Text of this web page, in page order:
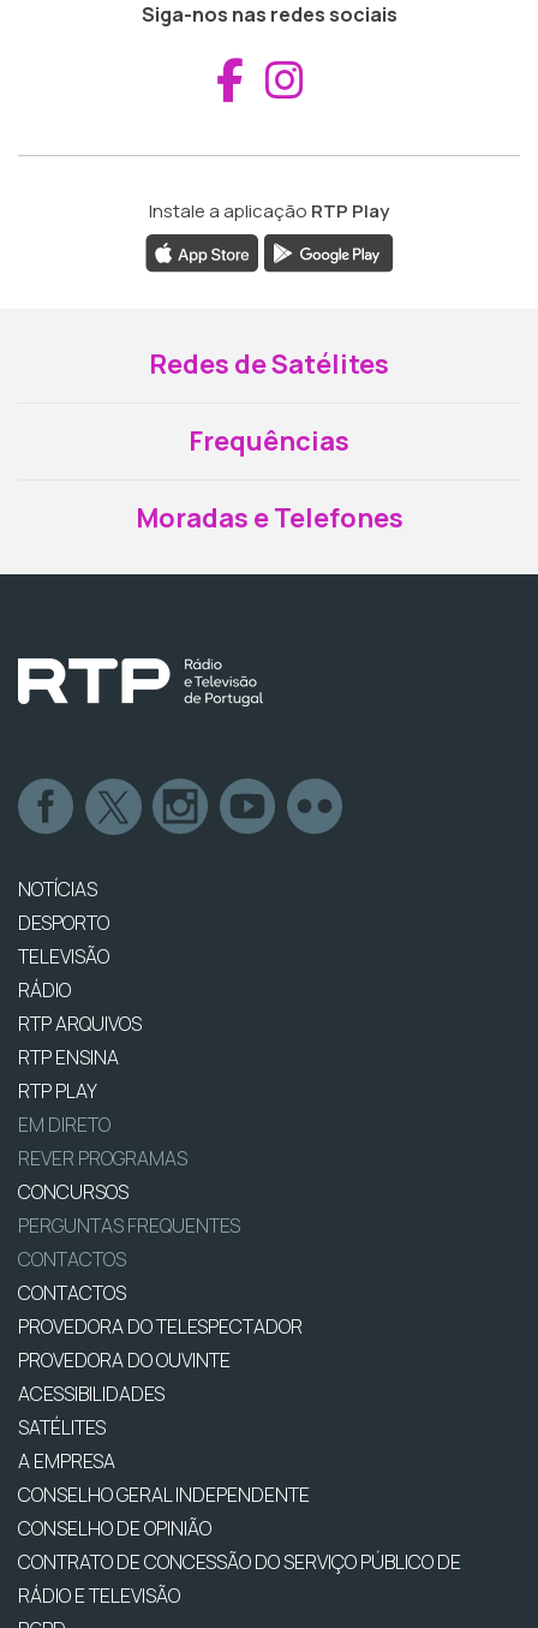
Siga-nos nas redes sociais
Aceder ao
Instale a aplicação RTP Play
Redes de Satélites
Frequências
Moradas e Telefones
NOTÍCIAS
DESPORTO
TELEVISÃO
RÁDIO
RTP ARQUIVOS
RTP ENSINA
RTP PLAY
EM DIRETO
REVER PROGRAMAS
CONCURSOS
PERGUNTAS FREQUENTES
CONTACTOS
CONTACTOS
PROVEDORA DO TELESPECTADOR
PROVEDORA DO OUVINTE
ACESSIBILIDADES
SATÉLITES
A EMPRESA
CONSELHO GERAL INDEPENDENTE
CONSELHO DE OPINIÃO
CONTRATO DE CONCESSÃO DO SERVIÇO PÚBLICO DE
RÁDIO E TELEVISÃO